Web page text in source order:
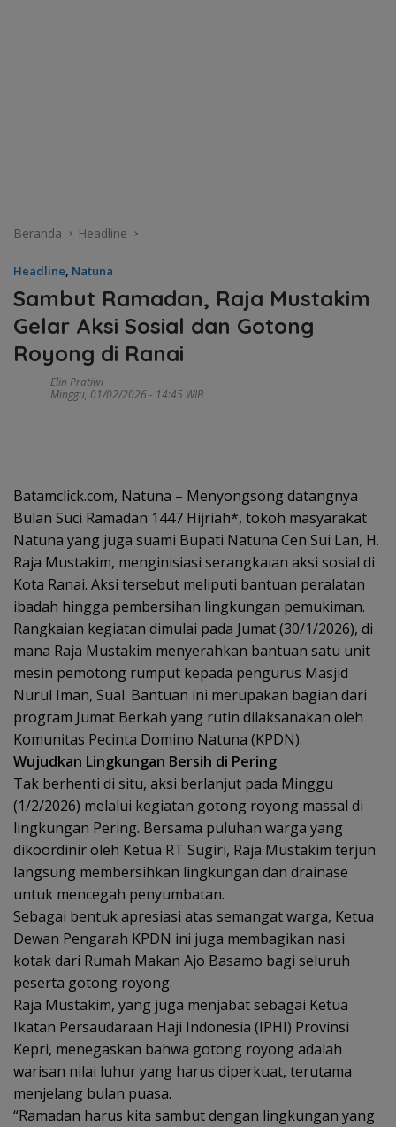
Beranda Headline
Headline, Natuna
Sambut Ramadan, Raja Mustakim
Gelar Aksi Sosial dan Gotong
Royong di Ranai
Elin Pratiwi
Minggu, 01/02/2026 - 14:45 WIB
Batamclick.com, Natuna – Menyongsong datangnya
Bulan Suci Ramadan 1447 Hijriah*, tokoh masyarakat
Natuna yang juga suami Bupati Natuna Cen Sui Lan, H.
Raja Mustakim, menginisiasi serangkaian aksi sosial di
Kota Ranai. Aksi tersebut meliputi bantuan peralatan
ibadah hingga pembersihan lingkungan pemukiman.
Rangkaian kegiatan dimulai pada Jumat (30/1/2026), di
mana Raja Mustakim menyerahkan bantuan satu unit
mesin pemotong rumput kepada pengurus Masjid
Nurul Iman, Sual. Bantuan ini merupakan bagian dari
program Jumat Berkah yang rutin dilaksanakan oleh
Komunitas Pecinta Domino Natuna (KPDN).
Wujudkan Lingkungan Bersih di Pering
Tak berhenti di situ, aksi berlanjut pada Minggu
(1/2/2026) melalui kegiatan gotong royong massal di
lingkungan Pering. Bersama puluhan warga yang
dikoordinir oleh Ketua RT Sugiri, Raja Mustakim terjun
langsung membersihkan lingkungan dan drainase
untuk mencegah penyumbatan.
Sebagai bentuk apresiasi atas semangat warga, Ketua
Dewan Pengarah KPDN ini juga membagikan nasi
kotak dari Rumah Makan Ajo Basamo bagi seluruh
peserta gotong royong.
Raja Mustakim, yang juga menjabat sebagai Ketua
Ikatan Persaudaraan Haji Indonesia (IPHI) Provinsi
Kepri, menegaskan bahwa gotong royong adalah
warisan nilai luhur yang harus diperkuat, terutama
menjelang bulan puasa.
“Ramadan harus kita sambut dengan lingkungan yang